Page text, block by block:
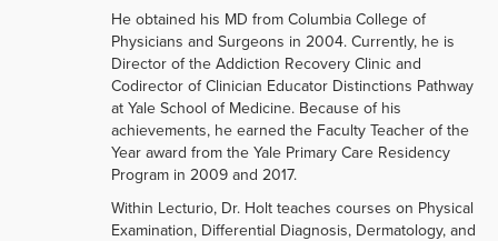
He obtained his MD from Columbia College of
Physicians and Surgeons in 2004. Currently, he is
Director of the Addiction Recovery Clinic and
Codirector of Clinician Educator Distinctions Pathway
at Yale School of Medicine. Because of his
achievements, he earned the Faculty Teacher of the
Year award from the Yale Primary Care Residency
Program in 2009 and 2017.
Within Lecturio, Dr. Holt teaches courses on Physical
Examination, Differential Diagnosis, Dermatology, and